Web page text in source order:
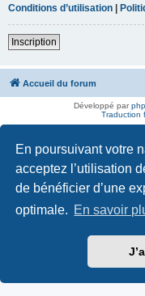
En poursuivant votre
acceptez l’utilisation
de bénéficier d’une
optimale. En savoir
Conditions d’utilisation |
Inscription
Accueil du forum
Développé par
Traduction